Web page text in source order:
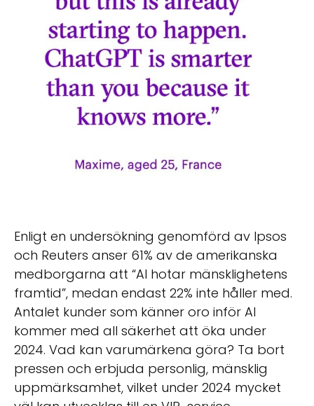
Enligt en undersökning genomförd av Ipsos
och Reuters anser 61% av de amerikanska
medborgarna att “AI hotar mänsklighetens
framtid”, medan endast 22% inte håller med.
Antalet kunder som känner oro inför AI
kommer med all säkerhet att öka under
2024. Vad kan varumärkena göra? Ta bort
pressen och erbjuda personlig, mänsklig
uppmärksamhet, vilket under 2024 mycket